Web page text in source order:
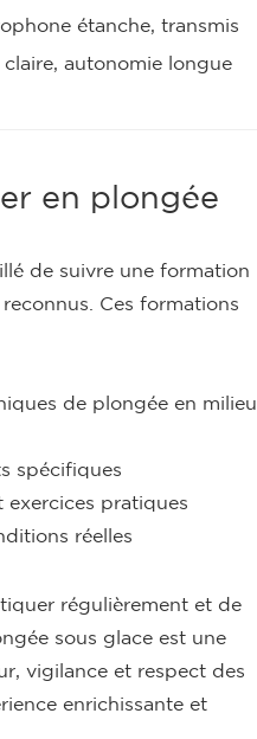
étanche, transmis
claire, autonomie longue
en plongée
de suivre une formation
Ces formations
de plongée en milieu
spécifiques
exercices pratiques
réelles
régulièrement et de
sous glace est une
vigilance et respect des
enrichissante et